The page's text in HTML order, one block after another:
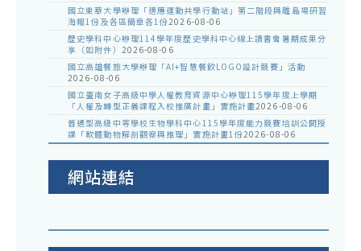
國立東華大學辦理「適應運動共學行動站」第二階段與離島場研習
海報1份及各區簡章各1份2026-08-06
歷史學科中心辦理114學年度歷史學科中心線上讀書會暑期成果分
享（如附件） 2026-08-06
國立高雄餐旅大學辦理「AI+智慧餐飲LOGO設計競賽」活動
2026-08-06
國立臺南女子高級中學人權教育資源中心辦理115學年度上學期
「人權及轉型正義課程入校推廣計畫」實施計畫2026-08-06
普通型高級中等學校生物學科中心115學年度能力競賽培訓公開授
課「軟體動物解剖觀察與推理」實施計畫1份2026-08-06
網站連結